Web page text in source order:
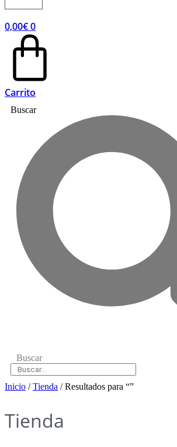
0,00€0
Carrito
Buscar
Buscar
Inicio /Tienda / Resultados para “”
Tienda